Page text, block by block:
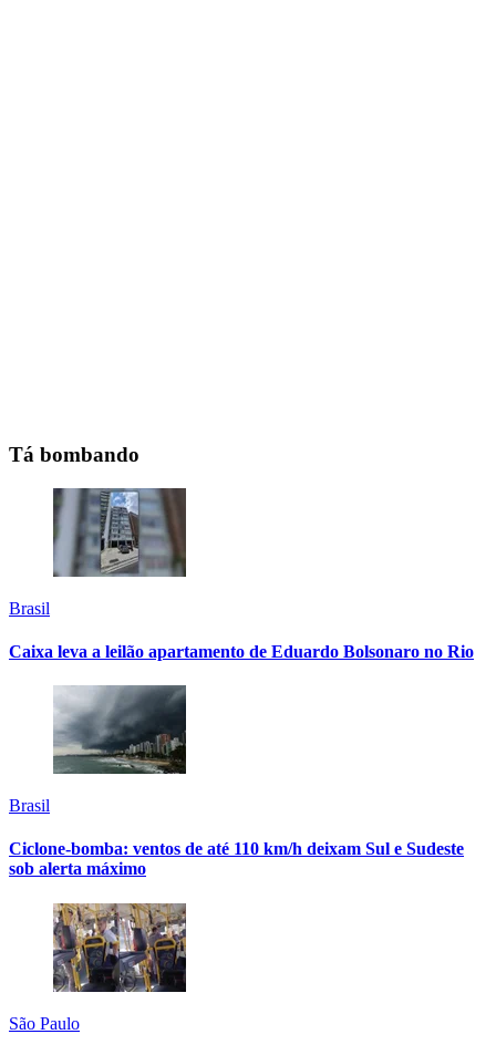
Tá bombando
Brasil
Caixa leva a leilão apartamento de Eduardo Bolsonaro no Rio
Brasil
Ciclone-bomba: ventos de até 110 km/h deixam Sul e Sudeste
sob alerta máximo
São Paulo